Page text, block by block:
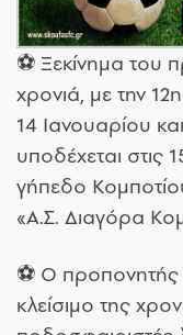
⚽ Ξεκίνημα του
χρονιά, με την
14 Ιανουαρίου
υποδέχεται στις
γήπεδο
«Α.Σ. Διαγόρα
⚽ Ο προπονητής
κλείσιμο της